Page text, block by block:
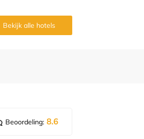
Bekijk alle hotels
Beoordeling: 8.6